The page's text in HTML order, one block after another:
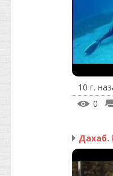
10 г.
0
Дахаб.